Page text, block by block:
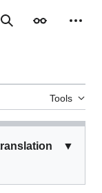
SearchAppearance
Tools
▼